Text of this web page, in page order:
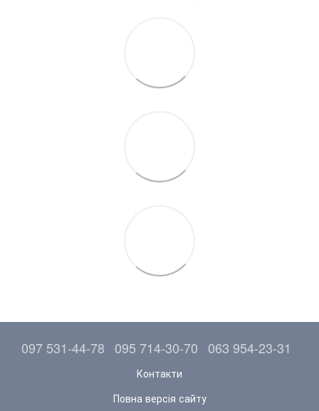
097 531-44-78 095 714-30-70 063 954-23-31
Контакти
Повна версія сайту